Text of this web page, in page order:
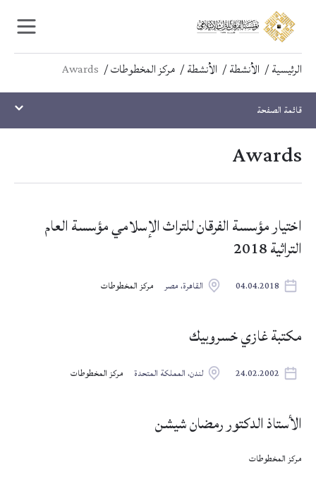
content
navigation
الرئيسية الأنشطة الأنشطة مركز المخطوطات Awards
قائمة الصفحة
Awards
اختيار مؤسسة الفرقان للتراث الإسلامي مؤسسة العام
التراثية 2018
04.04.2018 القاهرة، مصر مركز المخطوطات
مكتبة غازي خسروبيك
24.02.2002 لندن، المملكة المتحدة مركز المخطوطات
الأستاذ الدكتور رمضان شيشن
مركز المخطوطات